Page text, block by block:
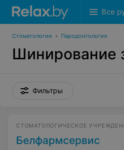
Все
Стоматологии • Пародонтология
Шинирование
Фильтры
СТОМАТОЛОГИЧЕСКОЕ
Белфармсервис